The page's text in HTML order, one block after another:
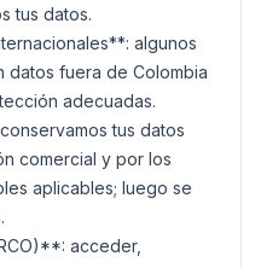
tus datos.
algunos
datos fuera de Colombia
adecuadas.
tus datos
comercial y por los
aplicables; luego se
acceder,